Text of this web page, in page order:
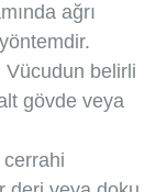
ağrı
Vücudun belirli
gövde veya